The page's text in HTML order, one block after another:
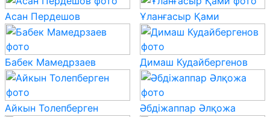
Асан Пердешов Ұланғасыр Қами
Бабек Мамедрзаев Димаш Кудайбергенов
Айкын Толепберген Әбдіжаппар Әлқожа